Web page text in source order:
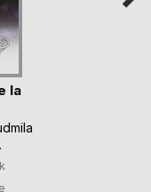
la